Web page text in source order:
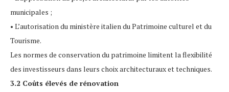
municipales ;
• L’autorisation du ministère italien du Patrimoine culturel et du
Tourisme.
Les normes de conservation du patrimoine limitent la flexibilité
des investisseurs dans leurs choix architecturaux et techniques.
3.2 Coûts élevés de rénovation